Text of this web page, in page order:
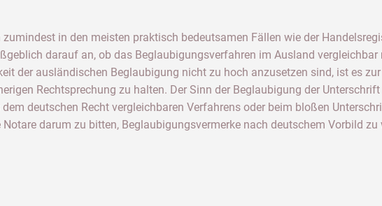
in den meisten praktisch bedeutsamen Fällen wie der
darauf an, ob das Beglaubigungsverfahren im Ausland
der ausländischen Beglaubigung nicht zu hoch anzusetzen sind, ist es
Rechtsprechung zu halten. Der Sinn der Beglaubigung der
deutschen Recht vergleichbaren Verfahrens oder beim bloßen
darum zu bitten, Beglaubigungsvermerke nach deutschem Vorbild zu